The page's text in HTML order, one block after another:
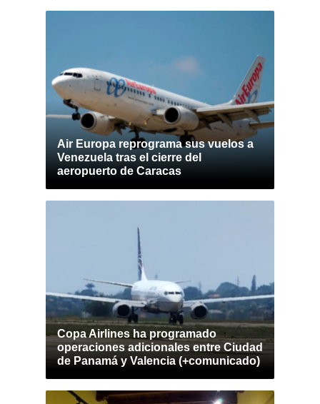
Air Europa reprograma sus vuelos a
Venezuela tras el cierre del
aeropuerto de Caracas
Copa Airlines ha programado
operaciones adicionales entre Ciudad
de Panamá y Valencia (+comunicado)